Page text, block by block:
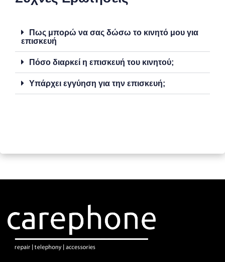
Πως μπορώ να σας δώσω το κινητό μου για
επισκευή
Πόσο διαρκεί η επισκευή του κινητού;
Υπάρχει εγγύηση για την επισκευή;